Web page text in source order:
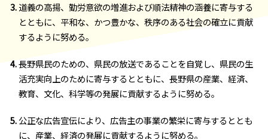
道義の高揚、勤労意欲の増進および順法精神の涵養に寄与する
とともに、平和な、かつ豊かな、秩序のある社会の確立に貢献
するように努める。
長野県民のための、県民の放送であることを自覚し、県民の生
活充実向上のために寄与するとともに、長野県の産業、経済、
教育、文化、科学等の発展に貢献するように努める。
公正な広告宣伝により、広告主の事業の繁栄に寄与するととも
に、産業、経済の発展に貢献するように努める。